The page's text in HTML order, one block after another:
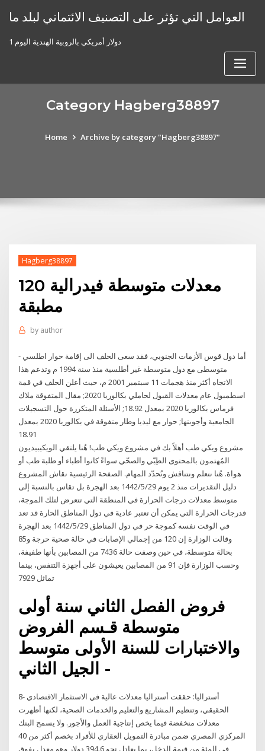
العوامل التي تؤثر على التصنيف الائتماني لبلد ما
1 دولار أمريكي بالروبية الهندية اليوم
Category Hagberg38897
Home Archive by category "Hagberg38897"
Hagberg38897
120 معدلات متوسطة فيدرالية
مطبقة
by author
أما دول قوس الأزمات الجنوبي، فقد سعى الحلف الى إقامة حوار اطلسي -
متوسطى مع دول متوسطة غير أطلسية منذ سنة 1994 م وتدعم هذا
الاتجاه أكثر منذ هجمات 11 سبتمبر 2001 م، حيث أعلن الحلف في قمة
اسطمبول عام معدلات القبول لحاملي بكالوريا 2020; مقال المتفوقة ملاك
فرماس بكالوريا 2020 بمعدل 18.92; الأسئلة المتكررة حول التسجيلات
الجامعية وأجوبتها; حوار مع ليديا وطار متفوقة في بكالوريا 2020 بمعدل
18.91
مشروع ويكي طب أهلاً بك في مشروع ويكي طب! هُنا يلتقي الويكيبيديون
المُهتمون بالمحتوى الطِبّي والصحّي سواءً كانوا أطباء أو طلبة طب أو
هواة. هُنا نتعلم ونتناقش ونُحدّد المهام. الصفحة الرئيسية نقاش المشروع
دليل التقديرات منذ 2 يوم 29‏‏/5‏‏/1442 بعد الهجرة بل تقاس بالنسبة إلى
متوسط معدلات درجات الحرارة في المنطقة التي تتعرض لتلك الموجة،
فدرجات الحرارة التي يمكن أن تعتبر عادية في دول المناطق الحارة قد تعد
في الوقت نفسه كموجة حر في دول المناطق 29‏‏/5‏‏/1442 بعد الهجرة
وقالت الوزارة إن 120 من إجمالي الإصابات في حالة صحية حرجة و85
بحالة متوسطة، في حين وصفت حالة 7436 من المصابين بأنها طفيفة،
وحسب الوزارة فإن 91 من المصابين يعيشون على أجهزة التنفس، بينما
تماثل 7929
فروض الفصل الثاني سنة أولى
متوسطة قـسم الفروض
والاختبارات للسنة الأولى متوسط
- الجيل الثاني
8- أستراليا: حققت أستراليا معدلات عالية في الاستثمار الاقتصادي
الحقيقي، وتنظيم المشاريع والتعليم والخدمات الصحية، لكنها أظهرت
معدلات منخفضة فيما يخص إنتاجية العمل والأجور. ولا يسمح البنك
المركزي المصري ضمن مبادرة التمويل العقاري للأفراد بخصم أكثر من 40